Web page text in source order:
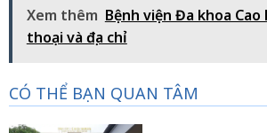
Xem thêm Bệnh viện Đa khoa Cao
thoại và địa chỉ
CÓ THỂ BẠN QUAN TÂM